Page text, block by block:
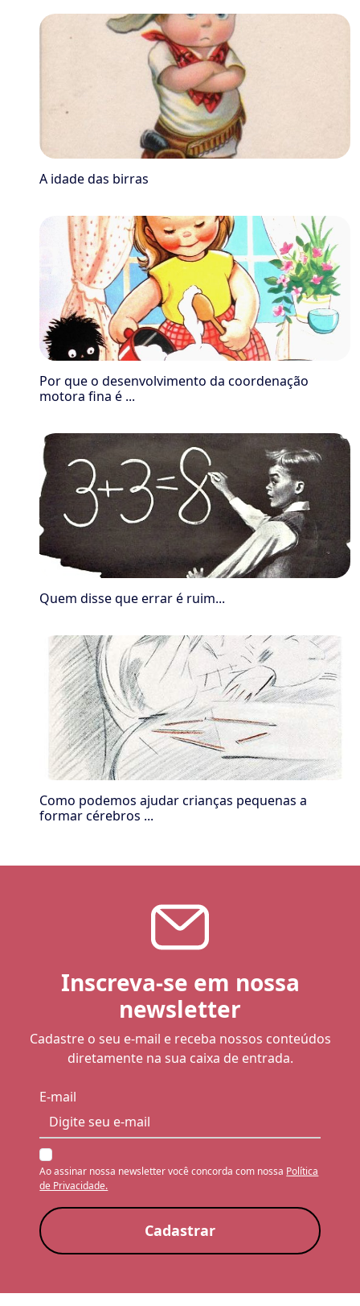
A idade das birras
Por que o desenvolvimento da coordenação
motora fina é ...
Quem disse que errar é ruim...
Como podemos ajudar crianças pequenas a
formar cérebros ...
Inscreva-se em nossa
newsletter
Cadastre o seu e-mail e receba nossos conteúdos
diretamente na sua caixa de entrada.
E-mail
Ao assinar nossa newsletter você concorda com nossa Política
de Privacidade.
Cadastrar